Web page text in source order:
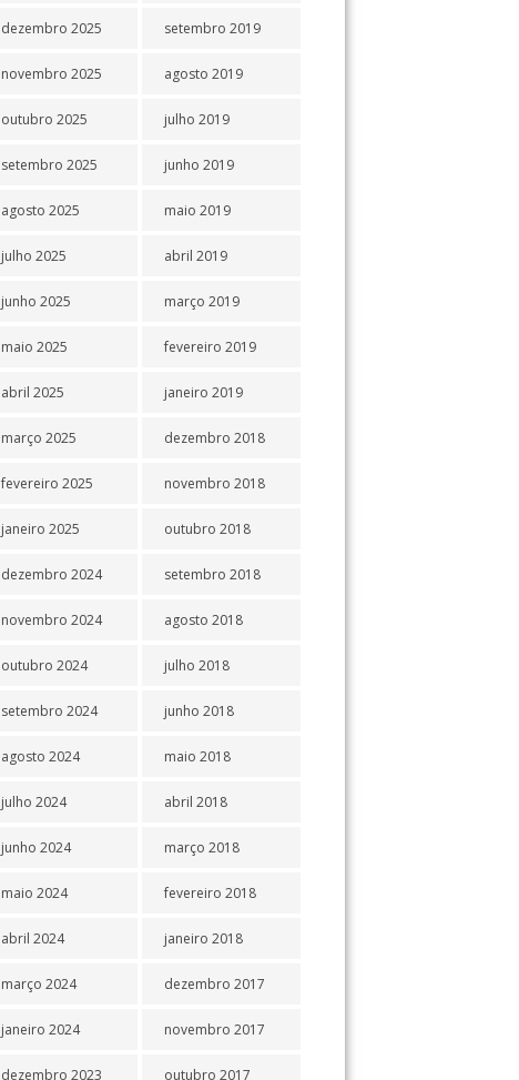
dezembro 2025
novembro 2025
outubro 2025
setembro 2025
agosto 2025
julho 2025
junho 2025
maio 2025
abril 2025
março 2025
fevereiro 2025
janeiro 2025
dezembro 2024
novembro 2024
outubro 2024
setembro 2024
agosto 2024
julho 2024
junho 2024
maio 2024
abril 2024
março 2024
janeiro 2024
dezembro 2023
setembro 2019
agosto 2019
julho 2019
junho 2019
maio 2019
abril 2019
março 2019
fevereiro 2019
janeiro 2019
dezembro 2018
novembro 2018
outubro 2018
setembro 2018
agosto 2018
julho 2018
junho 2018
maio 2018
abril 2018
março 2018
fevereiro 2018
janeiro 2018
dezembro 2017
novembro 2017
outubro 2017